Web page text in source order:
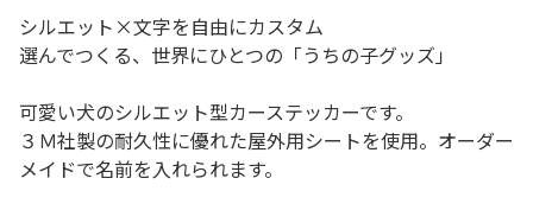
シルエット×文字を自由にカスタム
選んでつくる、世界にひとつの「うちの子グッズ」
可愛い犬のシルエット型カーステッカーです。
３Ｍ社製の耐久性に優れた屋外用シートを使用。オーダー
メイドで名前を入れられます。